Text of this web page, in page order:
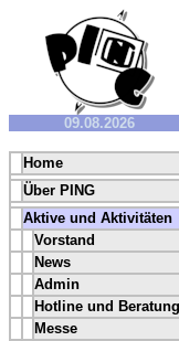
09.08.2026
Home
Über PING
Aktive und Aktivitäten
Vorstand
News
Admin
Hotline und Beratung
Messe